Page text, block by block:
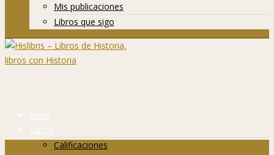
Mis publicaciones
Libros que sigo
Inicio
Libros
Calificaciones